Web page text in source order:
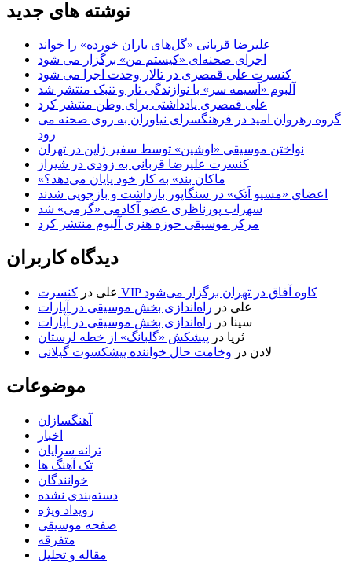
نوشته های جدید
علیرضا قربانی «گل‌های باران خورده» را خواند
اجرای صحنه‌ای «کیستم من» برگزار می شود
کنسرت علی قمصری در تالار وحدت اجرا می شود
آلبوم «آسیمه سر» با نوازندگی تار و تنبک منتشر شد
علی قمصری یادداشتی برای وطن منتشر کرد
گروه رهروان امید در فرهنگسرای نیاوران به روی صحنه می
رود
نواختن موسیقی «اوشین» توسط سفیر ژاپن در تهران
کنسرت علیرضا قربانی به زودی در شیراز
«ماکان بند» به کار خود پایان می‌دهد؟
اعضای «مسیو اَتک» در سنگاپور بازداشت و بازجویی شدند
سهراب پورناظری عضو آکادمی «گرمی» شد
مرکز موسیقی حوزه هنری آلبوم منتشر کرد
دیدگاه کاربران
علی در
کنسرت VIP کاوه آفاق در تهران برگزار می‌شود
علی در راه‌اندازی بخش موسیقی در آپارات
سینا در راه‌اندازی بخش موسیقی در آپارات
ثریا در پیشکش «گلبانگ» از خطه لرستان
لادن در وخامت حال خواننده پیشکسوت گیلانی
موضوعات
آهنگسازان
اخبار
ترانه سرایان
تک آهنگ ها
خوانندگان
دسته‌بندی نشده
رویداد ویژه
صفحه موسیقی
متفرقه
مقاله و تحلیل